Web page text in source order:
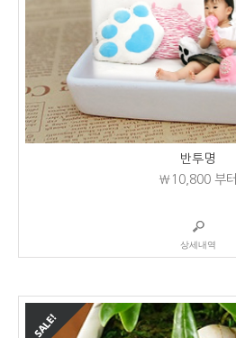
반투명
₩10,800부터
상세내역